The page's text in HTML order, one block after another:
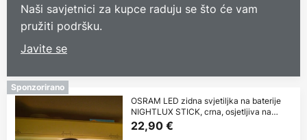
Naši savjetnici za kupce raduju se što će vam
pružiti podršku.
Javite se
Sponzorirano
OSRAM LED zidna svjetiljka na baterije
NIGHTLUX STICK, crna, osjetljiva na
dodir
22,90 €